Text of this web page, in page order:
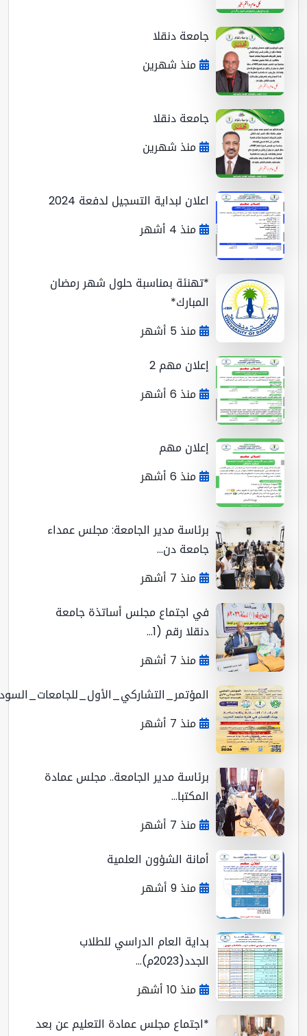
جامعة دنقلا
منذ شهرين
جامعة دنقلا
منذ شهرين
اعلان لبداية التسجيل لدفعة 2024
منذ 4 أشهر
*تهنئة بمناسبة حلول شهر رمضان
المبارك*
منذ 5 أشهر
إعلان مهم 2
منذ 6 أشهر
إعلان مهم
منذ 6 أشهر
برئاسة مدير الجامعة: مجلس عمداء
جامعة دن...
منذ 7 أشهر
في اجتماع مجلس أساتذة جامعة
دنقلا رقم (1...
منذ 7 أشهر
المؤتمر_التشاركي_الأول_للجامعات_السوداني...
منذ 7 أشهر
برئاسة مدير الجامعة.. مجلس عمادة
المكتبا...
منذ 7 أشهر
أمانة الشؤون العلمية
منذ 9 أشهر
بداية العام الدراسي للطلاب
الجدد(2023م)...
منذ 10 أشهر
*اجتماع مجلس عمادة التعليم عن بعد